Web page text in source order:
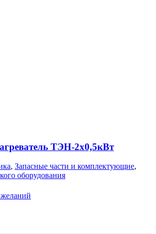
ТЭН-2х0,5кВт
, Запасные части и комплектующие,
оборудования